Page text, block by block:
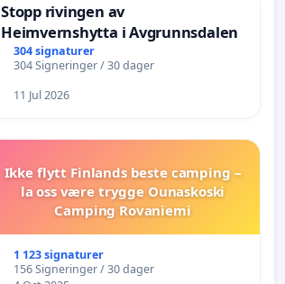
Stopp rivingen av
Heimvernshytta i Avgrunnsdalen
304 signaturer
304 Signeringer / 30 dager
11 Jul 2026
Ikke flytt Finlands beste camping –
la oss være trygge Ounaskoski
Camping Rovaniemi
1 123 signaturer
156 Signeringer / 30 dager